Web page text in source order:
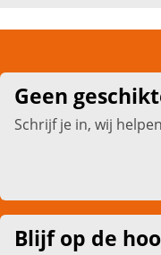
Geen
Schrijf je in, wij
Blijf op de